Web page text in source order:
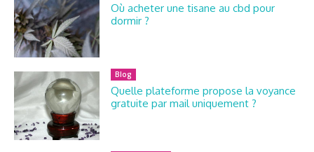
Où acheter une tisane au cbd pour
dormir ?
Blog
Quelle plateforme propose la voyance
gratuite par mail uniquement ?